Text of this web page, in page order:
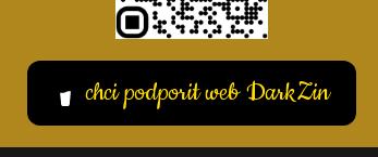
chci podporit web DarkZin